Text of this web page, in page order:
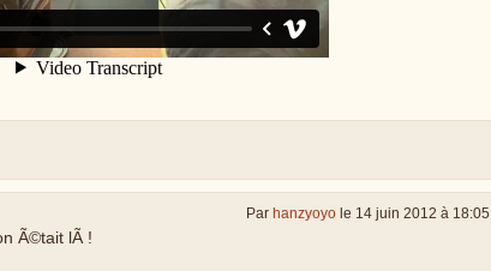
Par hanzyoyole 14 juin 2012 à 18:05
Ã©tait lÃ !